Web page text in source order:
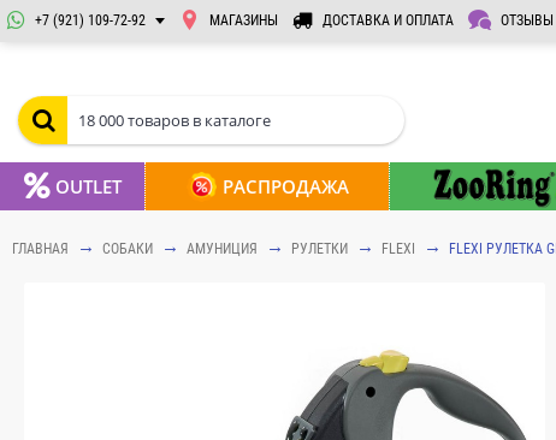
+7 (921) 109-72-92 МАГАЗИНЫ ДОСТАВКА И ОПЛАТА ОТЗЫВЫ
OUTLET РАСПРОДАЖА
ГЛАВНАЯ СОБАКИ АМУНИЦИЯ РУЛЕТКИ FLEXI FLEXI РУЛЕТКА